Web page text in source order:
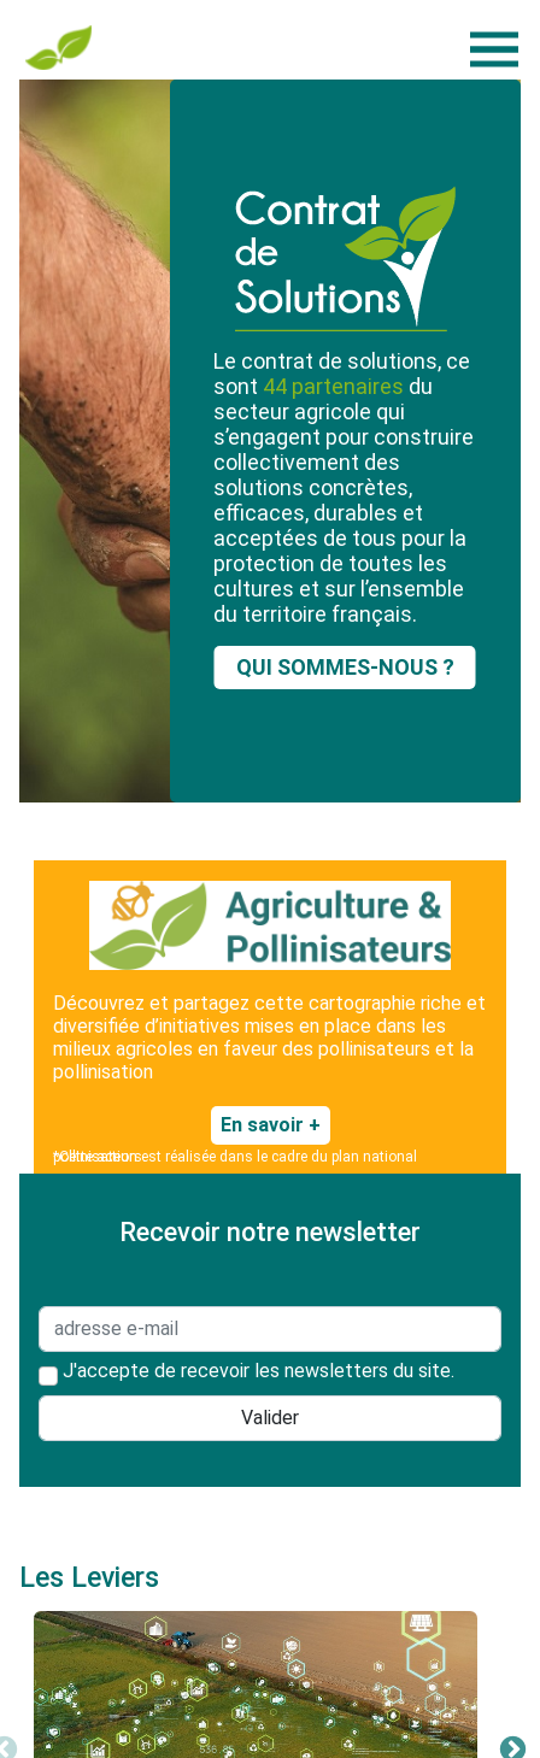
Le contrat de solutions, ce
sont 44 partenaires du
secteur agricole qui
s’engagent pour construire
collectivement des
solutions concrètes,
efficaces, durables et
acceptées de tous pour la
protection de toutes les
cultures et sur l’ensemble
du territoire français.
QUI SOMMES-NOUS ?
Découvrez et partagez cette cartographie riche et
diversifiée d’initiatives mises en place dans les
milieux agricoles en faveur des pollinisateurs et la
pollinisation
En savoir +
*Cette action est réalisée dans le cadre du plan national pollinisateurs.
Recevoir notre newsletter
J'accepte de recevoir les newsletters du site.
Les Leviers